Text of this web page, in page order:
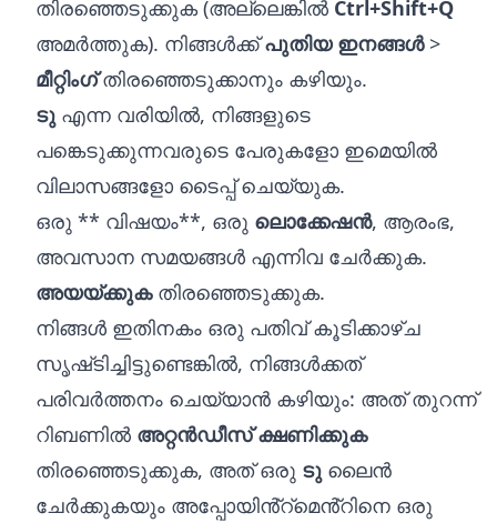
തിരഞ്ഞെടുക്കുക (അല്ലെങ്കിൽ Ctrl+Shift+Q
അമർത്തുക). നിങ്ങൾക്ക്പുതിയ ഇനങ്ങൾ>
മീറ്റിംഗ്തിരഞ്ഞെടുക്കാനും കഴിയും.
ടു എന്ന വരിയിൽ, നിങ്ങളുടെ
പങ്കെടുക്കുന്നവരുടെ പേരുകളോ ഇമെയിൽ
വിലാസങ്ങളോ ടൈപ്പ് ചെയ്യുക.
ഒരു ** വിഷയം**, ഒരു ലൊക്കേഷൻ, ആരംഭ,
അവസാന സമയങ്ങൾ എന്നിവ ചേർക്കുക.
അയയ്‌ക്കുകതിരഞ്ഞെടുക്കുക.
നിങ്ങൾ ഇതിനകം ഒരു പതിവ് കൂടിക്കാഴ്‌ച
സൃഷ്‌ടിച്ചിട്ടുണ്ടെങ്കിൽ, നിങ്ങൾക്കത്
പരിവർത്തനം ചെയ്യാൻ കഴിയും: അത് തുറന്ന്
റിബണിൽ അറ്റൻഡീസ് ക്ഷണിക്കുക
തിരഞ്ഞെടുക്കുക, അത് ഒരു ടു ലൈൻ
ചേർക്കുകയും അപ്പോയിൻ്റ്‌മെൻ്റിനെ ഒരു